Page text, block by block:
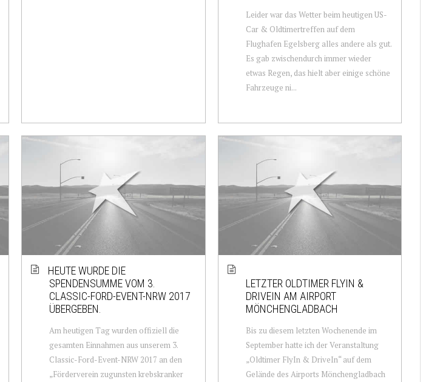
Leider war das Wetter beim heutigen US-
Car & Oldtimertreffen auf dem
Flughafen Egelsberg alles andere als gut.
Es gab zwischendurch immer wieder
etwas Regen, das hielt aber einige schöne
Fahrzeuge ni...
HEUTE WURDE DIE
SPENDENSUMME VOM 3.
CLASSIC-FORD-EVENT-NRW 2017
ÜBERGEBEN.
Am heutigen Tag wurden offiziell die
gesamten Einnahmen aus unserem 3.
Classic-Ford-Event-NRW 2017 an den
„Förderverein zugunsten krebskranker
LETZTER OLDTIMER FLYIN &
DRIVEIN AM AIRPORT
MÖNCHENGLADBACH
Bis zu diesem letzten Wochenende im
September hatte ich der Veranstaltung
„Oldtimer FlyIn & DriveIn“ auf dem
Gelände des Airports Mönchengladbach